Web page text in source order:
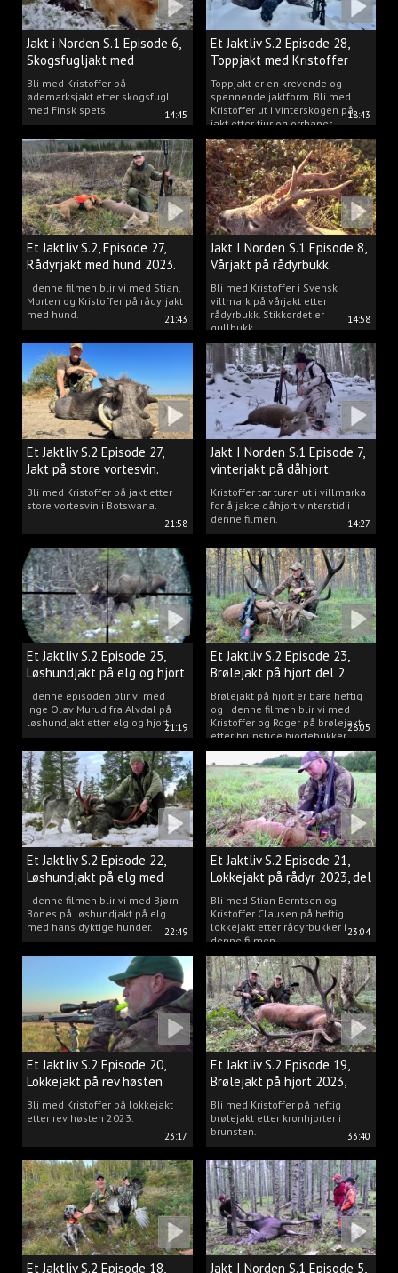
14:45
Jakt i Norden S.1 Episode 6,
Skogsfugljakt med
spetshund.
Bli med Kristoffer på
ødemarksjakt etter skogsfugl
med Finsk spets.
18:43
Et Jaktliv S.2 Episode 28,
Toppjakt med Kristoffer
Clausen
Toppjakt er en krevende og
spennende jaktform. Bli med
Kristoffer ut i vinterskogen på
jakt etter tiur og orrhaner.
21:43
Et Jaktliv S.2, Episode 27,
Rådyrjakt med hund 2023.
I denne filmen blir vi med Stian,
Morten og Kristoffer på rådyrjakt
med hund.
14:58
Jakt I Norden S.1 Episode 8,
Vårjakt på rådyrbukk.
Bli med Kristoffer i Svensk
villmark på vårjakt etter
rådyrbukk. Stikkordet er
gullbukk.
21:58
Et Jaktliv S.2 Episode 27,
Jakt på store vortesvin.
Bli med Kristoffer på jakt etter
store vortesvin i Botswana.
14:27
Jakt I Norden S.1 Episode 7,
vinterjakt på dåhjort.
Kristoffer tar turen ut i villmarka
for å jakte dåhjort vinterstid i
denne filmen.
21:19
Et Jaktliv S.2 Episode 25,
Løshundjakt på elg og hjort
i Norge.
I denne episoden blir vi med
Inge Olav Murud fra Alvdal på
løshundjakt etter elg og hjort.
28:05
Et Jaktliv S.2 Episode 23,
Brølejakt på hjort del 2.
Brølejakt på hjort er bare heftig
og i denne filmen blir vi med
Kristoffer og Roger på brølejakt
etter brunstige hjortebukker.
22:49
Et Jaktliv S.2 Episode 22,
Løshundjakt på elg med
Bjørn Bones
I denne filmen blir vi med Bjørn
Bones på løshundjakt på elg
med hans dyktige hunder.
23:04
Et Jaktliv S.2 Episode 21,
Lokkejakt på rådyr 2023, del
3.
Bli med Stian Berntsen og
Kristoffer Clausen på heftig
lokkejakt etter rådyrbukker i
denne filmen.
23:17
Et Jaktliv S.2 Episode 20,
Lokkejakt på rev høsten
2023.
Bli med Kristoffer på lokkejakt
etter rev høsten 2023.
33:40
Et Jaktliv S.2 Episode 19,
Brølejakt på hjort 2023,
del.1
Bli med Kristoffer på heftig
brølejakt etter kronhjorter i
brunsten.
Et Jaktliv S.2 Episode 18,
Jakt I Norden S.1 Episode 5,